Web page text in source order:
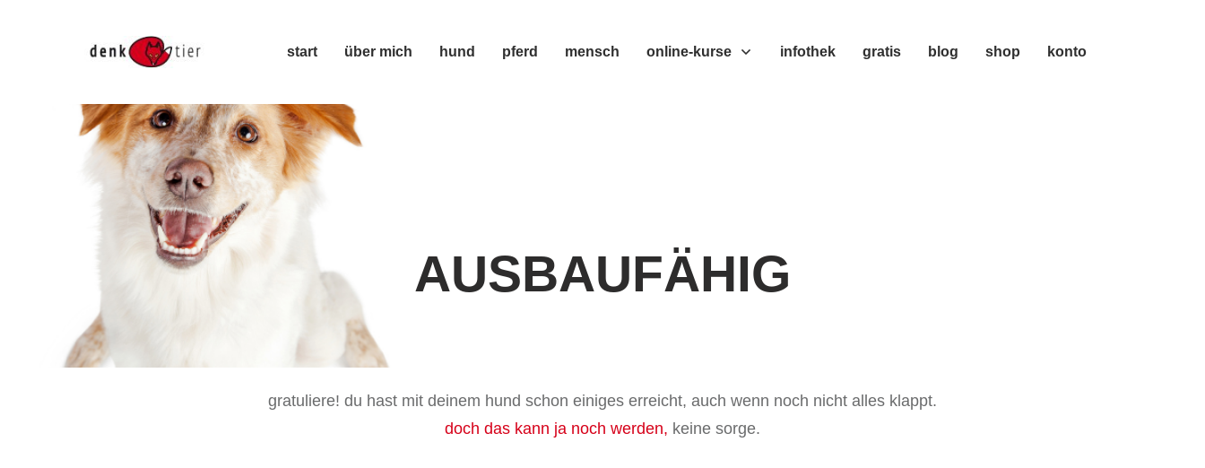
start über mich hund pferd mensch online-kurse infothek gratis blog shop konto
AUSBAUFÄHIG
gratuliere! du hast mit deinem hund schon einiges erreicht, auch wenn noch nicht alles klappt.
doch das kann ja noch werden, keine sorge.